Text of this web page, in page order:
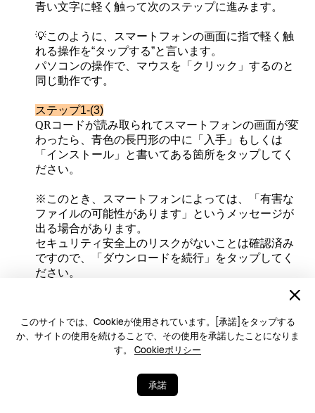
このサイトでは、Cookieが使用されています。[承諾]をタップする
か、サイトの使用を続けることで、その使用を承諾したことになりま
す。 Cookieポリシー
承諾
青い文字に軽く触って次のステップに進みます。
💡このように、スマートフォンの画面に指で軽く触
れる操作を“タップする”と言います。
パソコンの操作で、マウスを「クリック」するのと
同じ動作です。
ステップ1-(3)
QR コードが読み取られてスマートフォンの画面が変
わったら、青色の長円形の中に「入手」もしくは
「インストール」と書いてある箇所をタップしてく
ださい。
※このとき、スマートフォンによっては、「有害な
ファイルの可能性があります」というメッセージが
出る場合があります。
セキュリティ安全上のリスクがないことは確認済み
ですので、「ダウンロードを続行」をタップしてく
ださい。
の
登録方法」へ進んでください。
どうしてもインストールがうまくいかない場合は、
HUAWEI製以外の
」へ進んでください。